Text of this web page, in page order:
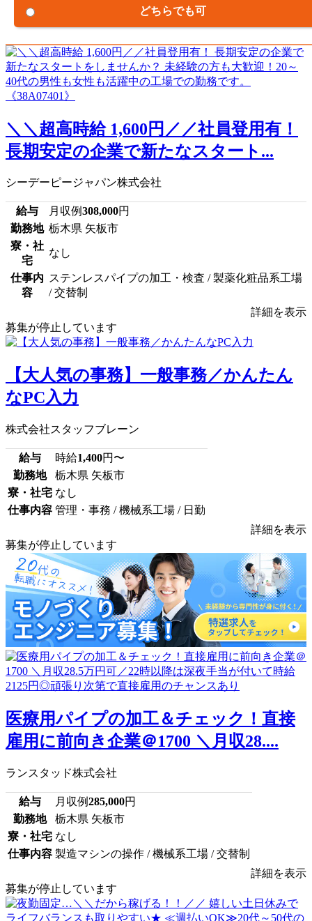
どちらでも可
＼＼超高時給 1,600円／／社員登用有！
長期安定の企業で新たなスタート...
シーデーピージャパン株式会社
給与 月収例308,000円
勤務地 栃木県 矢板市
寮・社
宅
なし
仕事内
容
ステンレスパイプの加工・検査 / 製薬化粧品系工場
/ 交替制
詳細を表示
募集が停止しています
【大人気の事務】一般事務／かんたん
なPC入力
株式会社スタッフブレーン
給与 時給1,400円〜
勤務地
栃木県 矢板市
寮・社宅 なし
仕事内容 管理・事務 / 機械系工場 / 日勤
詳細を表示
募集が停止しています
医療用パイプの加工＆チェック！直接
雇用に前向き企業＠1700 ＼月収28....
ランスタッド株式会社
給与 月収例285,000円
勤務地
栃木県 矢板市
寮・社宅 なし
仕事内容 製造マシンの操作 / 機械系工場 / 交替制
詳細を表示
募集が停止しています